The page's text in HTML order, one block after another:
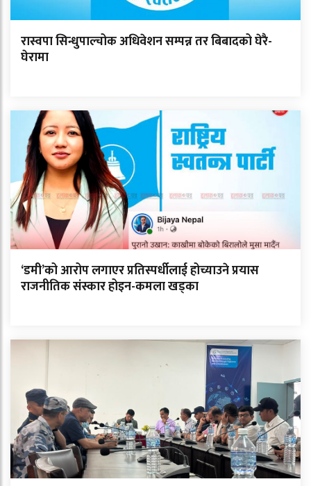
रास्वपा सिन्धुपाल्चोक अधिवेशन सम्पन्न तर बिबादको घेरै-
घेरामा
‘डमी’को आरोप लगाएर प्रतिस्पर्धीलाई होच्याउने प्रयास
राजनीतिक संस्कार होइन-कमला खड्का